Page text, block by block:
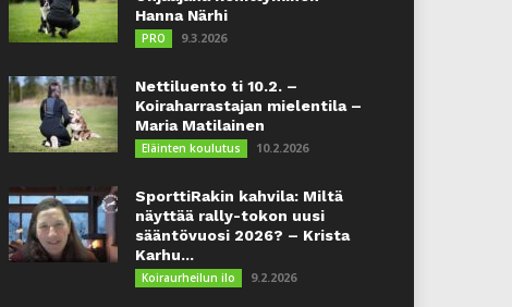
Hanna Närhi
PRO 9.3.2026
Nettiluento ti 10.2. –
Koiraharrastajan mielentila –
Maria Matilainen
Eläinten koulutus 10.2.2026
SporttiRakin kahvila: Miltä
näyttää rally-tokon uusi
sääntövuosi 2026? – Krista
Karhu...
Koiraurheilun ilo 9.2.2026